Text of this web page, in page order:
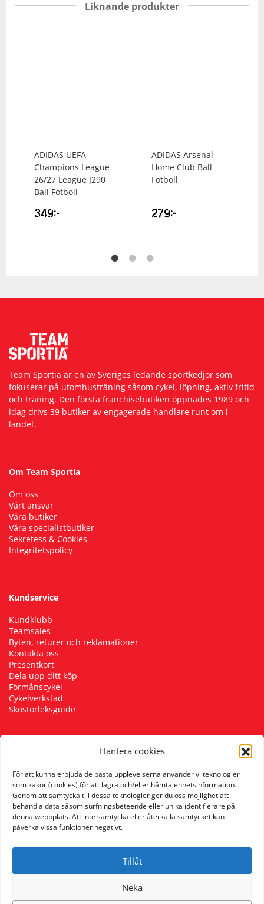
Hantera cookies
För att kunna erbjuda de bästa upplevelserna använder vi teknologier
som kakor (cookies) för att lagra och/eller hämta enhetsinformation.
Genom att samtycka till dessa teknologier ger du oss möjlighet att
behandla data såsom surfningsbeteende eller unika identifierare på
denna webbplats. Att inte samtycka eller återkalla samtycket kan
påverka vissa funktioner negativt.
Tillåt
Neka
Liknande produkter
ADIDAS UEFA
Champions League
26/27 League J290
Ball Fotboll
349kr
ADIDAS Arsenal
Home Club Ball
Fotboll
279kr
Team Sportia är en av Sveriges ledande sportkedjor som
fokuserar på utomhusträning såsom cykel, löpning, aktiv fritid
och träning. Den första franchisebutiken öppnades 1989 och
idag drivs 39 butiker av engagerade handlare runt om i
landet.
Om Team Sportia
Om oss
Vårt ansvar
Våra butiker
Våra specialistbutiker
Sekretess & Cookies
Integritetspolicy
Kundservice
Kundklubb
Teamsales
Byten, returer och reklamationer
Kontakta oss
Presentkort
Dela upp ditt köp
Förmånscykel
Cykelverkstad
Skostorleksguide